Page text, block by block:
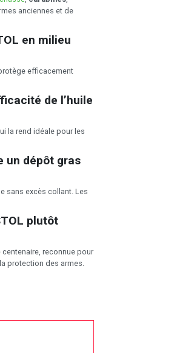
anciennes et de
en milieu
efficacement
de l’huile
la rend idéale pour les
un dépôt gras
sans excès collant. Les
plutôt
reconnue pour
protection des armes.